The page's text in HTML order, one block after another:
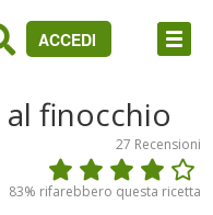
ACCEDI
al finocchio
27 Recensioni
83% rifarebbero questa ricetta